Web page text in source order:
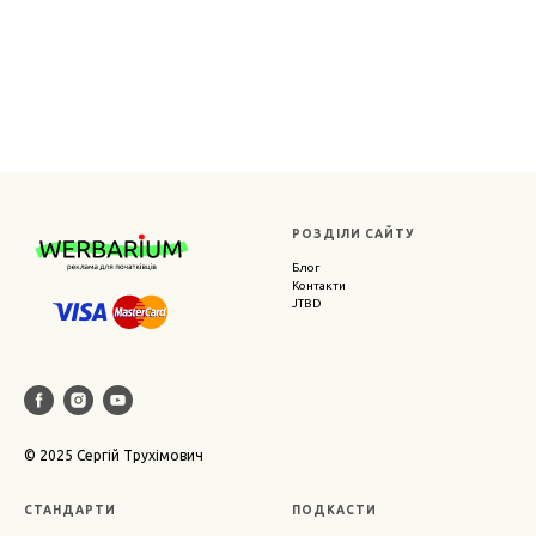
© 2025 Сергій Трухімович
РОЗДІЛИ САЙТУ
Блог
Контакти
JTBD
СТАНДАРТИ ПОДКАСТИ